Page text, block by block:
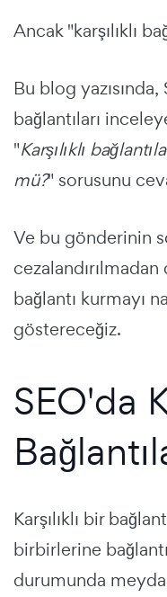
Ancak "karşılıklı
Bu blog yazısında,
bağlantıları
"Karşılıklı
mü?" sorusunu
Ve bu gönderinin
cezalandırılmadan
bağlantı kurmayı
göstereceğiz.
SEO'da
Karşılıklı bir
birbirlerine
durumunda